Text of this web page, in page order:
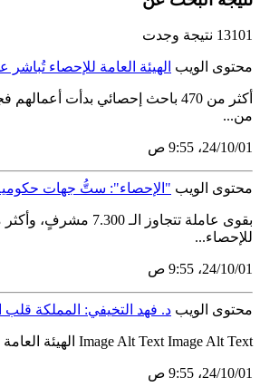
13101 نتيجة وجدت
محتوى الويب الهيئة العامة للإحصاء تُباشر
من...
01‏/10‏/24، 9:55 ص
محتوى الويب "الإحصاء": ستُّ جهات حكومية
للإحصاء...
01‏/10‏/24، 9:55 ص
محتوى الويب د. فهد التخيفي: المملكة
Image Alt Text Image Alt Text الهيئة العامة للإحصاء تكمل استعداداتها لإحصاءات الحج 1439هـ د. فهد التخيفي: المملكة قلب العالم الإسلامي وخدمة الحجاج شرف واعتزاز أعلن رئيس الهيئة العامة للإحصاء عن...
01‏/10‏/24، 9:55 ص